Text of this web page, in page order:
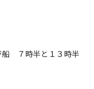
船 ７時半と１３時半